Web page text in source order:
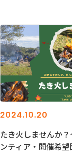
2024.10.20
たき火しませんか
ンティア・開催希